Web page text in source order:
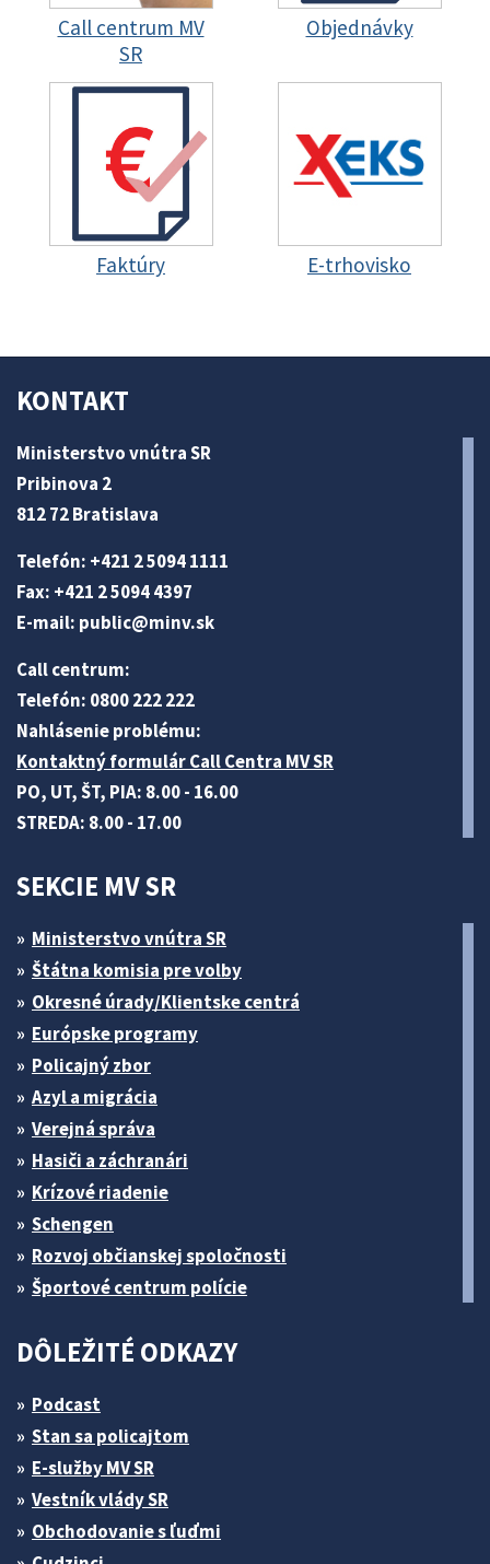
Call centrum MV
SR
Objednávky
Faktúry E-trhovisko
KONTAKT
Ministerstvo vnútra SR
Pribinova 2
812 72 Bratislava
Telefón: +421 2 5094 1111
Fax: +421 2 5094 4397
E-mail: public@minv.sk
Call centrum:
Telefón: 0800 222 222
Nahlásenie problému:
Kontaktný formulár Call Centra MV SR
PO, UT, ŠT, PIA: 8.00 - 16.00
STREDA: 8.00 - 17.00
SEKCIE MV SR
Ministerstvo vnútra SR
Štátna komisia pre volby
Okresné úrady/Klientske centrá
Európske programy
Policajný zbor
Azyl a migrácia
Verejná správa
Hasiči a záchranári
Krízové riadenie
Schengen
Rozvoj občianskej spoločnosti
Športové centrum polície
DÔLEŽITÉ ODKAZY
Podcast
Stan sa policajtom
E-služby MV SR
Vestník vlády SR
Obchodovanie s ľuďmi